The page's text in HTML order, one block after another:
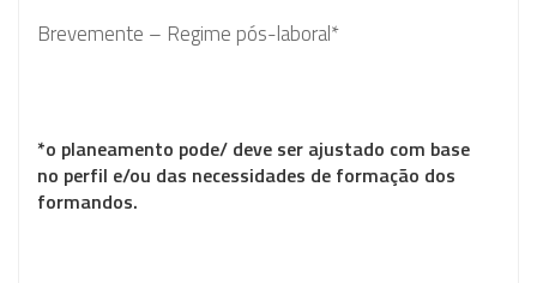
Brevemente – Regime pós-laboral*
*o planeamento pode/ deve ser ajustado com base
no perfil e/ou das necessidades de formação dos
formandos.